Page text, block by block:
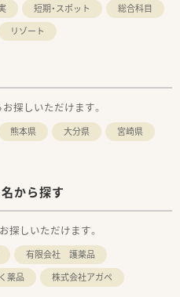
短期・スポット
総合科目
リゾート
探しいただけます。
熊本県 大分県
宮崎県
から探す
探しいただけます。
有限会社 護薬品
薬品 株式会社アガペ